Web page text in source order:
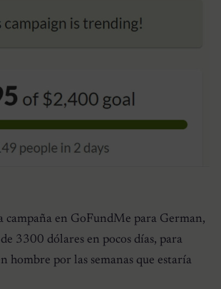
campaña en GoFundMe para German,
3300 dólares en pocos días, para
hombre por las semanas que estaría